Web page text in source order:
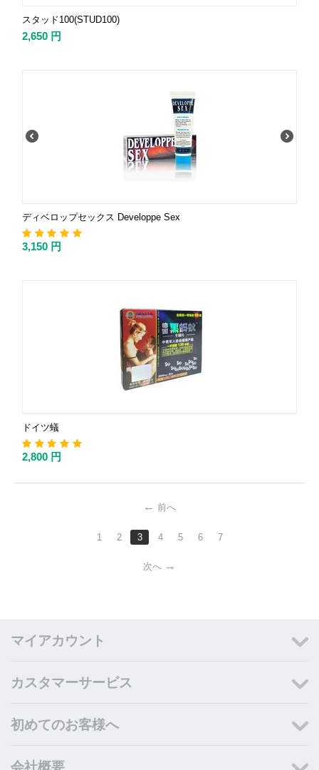
スタッド100(STUD100)
2,650 円
ディベロップセックス Developpe Sex
3,150 円
ドイツ蟻
2,800 円
前へ
1 2 3 4 5 6 7
次へ
マイアカウント
カスタマーサービス
初めてのお客様へ
会社概要